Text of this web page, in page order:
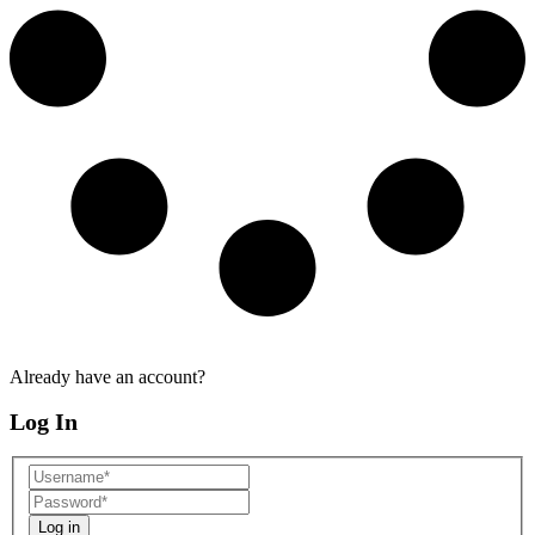
Already have an account?
Log In
Log in